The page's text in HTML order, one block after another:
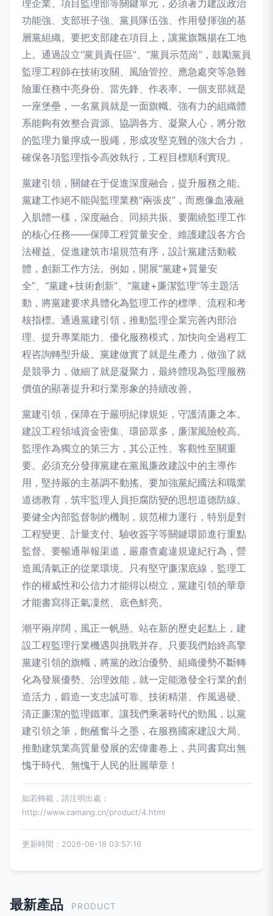
理企業、項目監理部等關鍵單元，必須著力建設政治
功能強、支部班子強、黨員隊伍強、作用發揮強的基
層黨組織。要把支部建在項目上，讓黨旗飄揚在工地
上。通過設立“黨員責任區”、“黨員示范崗”，鼓勵黨員
監理工程師在技術攻關、風險管控、應急處突等急難
險重任務中亮身份、當先鋒、作表率。一個支部就是
一座堡壘，一名黨員就是一面旗幟。強有力的組織體
系能夠有效整合資源、協調各方、凝聚人心，將分散
的監理力量擰成一股繩，形成攻堅克難的強大合力，
確保各項監理指令高效執行，工程目標順利實現。
黨建引領，關鍵在于促進深度融合，提升服務之能。
黨建工作絕不能與監理業務“兩張皮”，而應像血液融
入肌體一樣，深度融合、同頻共振。要圍繞監理工作
的核心任務——保障工程質量安全、維護建設各方合
法權益、促進建筑市場規范有序，設計黨建活動載
體，創新工作方法。例如，開展“黨建+質量安
全”、“黨建+技術創新”、“黨建+廉潔監理”等主題活
動，將黨建要求具體化為監理工作的標準、流程和考
核指標。通過黨建引領，推動監理企業完善內部治
理、提升專業能力、優化服務模式，加快向全過程工
程咨詢轉型升級。黨建做實了就是生產力，做強了就
是競爭力，做細了就是凝聚力，最終體現為監理服務
價值的顯著提升和行業形象的持續改善。
黨建引領，保障在于嚴明紀律規矩，守護清廉之本。
建設工程領域資金密集、環節眾多，廉潔風險較高。
監理作為獨立的第三方，其公正性、客觀性至關重
要。必須充分發揮黨建在黨風廉政建設中的主導作
用，堅持嚴的主基調不動搖。要加強黨紀國法和職業
道德教育，筑牢監理人員拒腐防變的思想道德防線。
要健全內部監督制約機制，規范權力運行，特別是對
工程變更、計量支付、驗收簽字等關鍵環節進行重點
監督。要暢通舉報渠道，嚴肅查處違規違紀行為，營
造風清氣正的從業環境。只有堅守廉潔底線，監理工
作的權威性和公信力才能得以樹立，黨建引領的華章
才能書寫得正氣凜然、底色鮮亮。
潮平兩岸闊，風正一帆懸。站在新的歷史起點上，建
設工程監理行業機遇與挑戰并存。只要我們始終高擎
黨建引領的旗幟，將黨的政治優勢、組織優勢不斷轉
化為發展優勢、治理效能，就一定能激發全行業的創
造活力，鍛造一支忠誠可靠、技術精湛、作風過硬、
清正廉潔的監理鐵軍。讓我們乘著時代的勁風，以黨
建引領之筆，飽蘸奮斗之墨，在服務國家建設大局、
推動建筑業高質量發展的宏偉畫卷上，共同書寫出無
愧于時代、無愧于人民的壯麗華章！
如若轉載，請注明出處：
http://www.camang.cn/product/4.html
更新時間：2026-06-18 03:57:16
最新產品 PRODUCT